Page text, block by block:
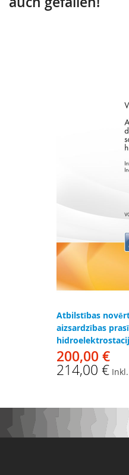
Atbilstības
aizsardzības
200,00 €
214,00 €